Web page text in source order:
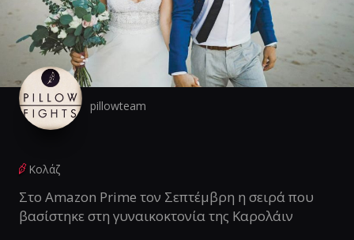
pillowteam
Κολάζ
Στο Amazon Prime τον Σεπτέμβρη η σειρά που
βασίστηκε στη γυναικοκτονία της Καρολάιν